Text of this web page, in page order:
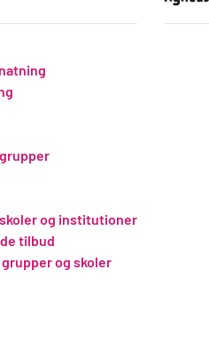
og institutioner
tilbud
og skoler